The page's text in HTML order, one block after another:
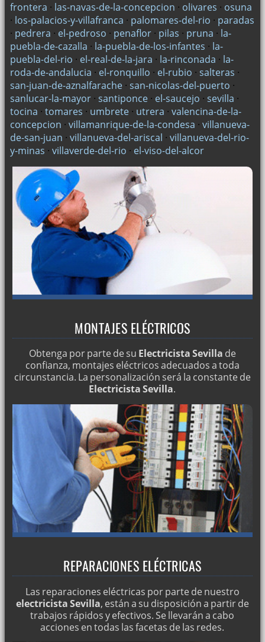
frontera · las-navas-de-la-concepcion · olivares · osuna
· los-palacios-y-villafranca · palomares-del-rio · paradas
· pedrera · el-pedroso · penaflor· pilas · pruna · la-
puebla-de-cazalla · la-puebla-de-los-infantes · la-
puebla-del-rio · el-real-de-la-jara · la-rinconada · la-
roda-de-andalucia · el-ronquillo · el-rubio · salteras ·
san-juan-de-aznalfarache· san-nicolas-del-puerto ·
sanlucar-la-mayor· santiponce· el-saucejo · sevilla ·
tocina · tomares · umbrete· utrera · valencina-de-la-
concepcion · villamanrique-de-la-condesa · villanueva-
de-san-juan · villanueva-del-ariscal · villanueva-del-rio-
y-minas · villaverde-del-rio · el-viso-del-alcor
MONTAJES ELÉCTRICOS
Obtenga por parte de su Electricista Sevilla de
confianza, montajes eléctricos adecuados a toda
circunstancia. La personalización será la constante de
Electricista Sevilla.
REPARACIONES ELÉCTRICAS
Las reparaciones eléctricas por parte de nuestro
electricista Sevilla, están a su disposición a partir de
trabajos rápidos y efectivos. Se llevarán a cabo
acciones en todas las facetas de las redes.